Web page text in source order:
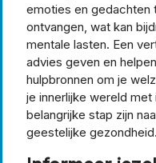
emoties en gedachten
ontvangen, wat kan
mentale lasten. Een
advies geven en
hulpbronnen om je
je innerlijke wereld
belangrijke stap zijn
geestelijke gezondheid.